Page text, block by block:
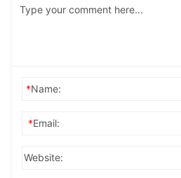
*Name:
*Email:
Website: